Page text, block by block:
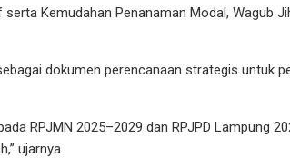
Kemudahan Penanaman Modal, Wagub
dokumen perencanaan strategis untuk
RPJMN 2025–2029 dan RPJPD Lampung
ujarnya.